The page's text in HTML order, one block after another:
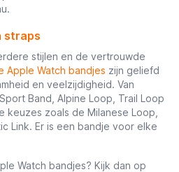
straps
stijlen en de vertrouwde
Apple Watch bandjes zijn geliefd
en veelzijdigheid. Van
Band, Alpine Loop, Trail Loop
keuzes zoals de Milanese Loop,
Link. Er is een bandje voor elke
Watch bandjes? Kijk dan op